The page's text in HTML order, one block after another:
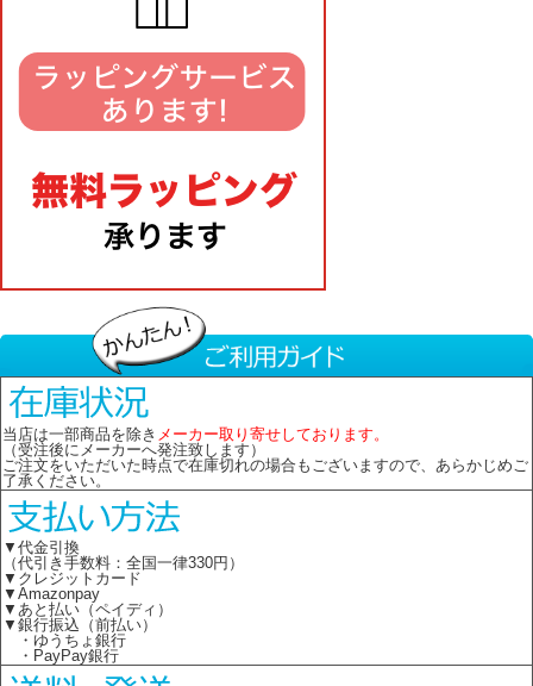
当店は一部商品を除き メーカー取り寄せしております。
（受注後にメーカーへ発注致します）
ご注文をいただいた時点で在庫切れの場合もございますので、あらかじめご
了承ください。
▼代金引換
（代引き手数料：全国一律330円）
▼クレジットカード
▼Amazonpay
▼あと払い（ペイディ）
▼銀行振込（前払い）
・ゆうちょ銀行
・PayPay銀行